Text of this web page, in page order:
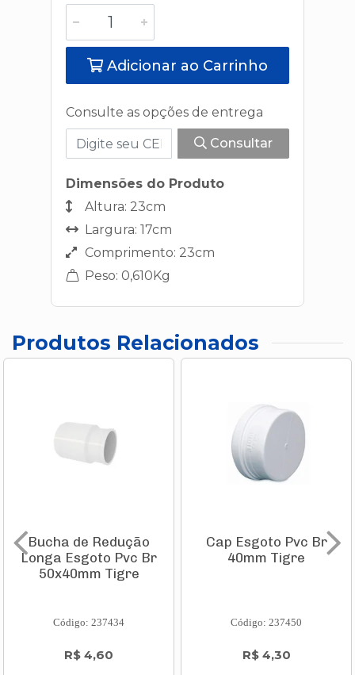
Adicionar ao Carrinho
Consulte as opções de entrega
Consultar
Dimensões do Produto
Altura: 23cm
Largura: 17cm
Comprimento: 23cm
Peso: 0,610Kg
Produtos Relacionados
Bucha de Redução
Longa Esgoto Pvc Br
50x40mm Tigre
Código: 237434
R$ 4,60
Cap Esgoto Pvc Br
40mm Tigre
Código: 237450
R$ 4,30